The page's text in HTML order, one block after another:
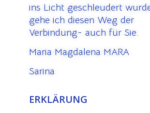
ins Licht geschleudert
gehe ich diesen Weg der
Verbindung- auch für Sie.
Maria Magdalena MARA
Sarina
ERKLÄRUNG